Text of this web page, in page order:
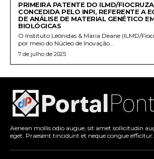
PRIMEIRA PATENTE DO ILMD/
CONCEDIDA PELO INPI, REFERENTE A
DE ANÁLISE DE MATERIAL GENÉTICO
BIOLÓGICAS
O Instituto Leônidas & Maria Deane (ILMD/
por meio do Núcleo de Inovação...
7 de julho de 2025
Aenean mollis odio augue, sit amet sollicitudin
eget. Praesent tincidunt et neque congue efficitur.